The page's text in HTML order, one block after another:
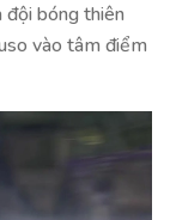
đội bóng thiên
vào tâm điểm